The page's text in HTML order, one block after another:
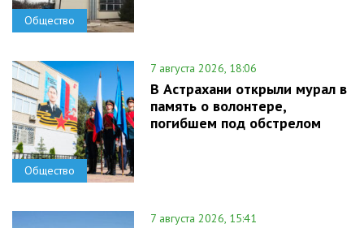
Общество
Общество
7 августа 2026, 18:06
В Астрахани открыли мурал в
память о волонтере,
погибшем под обстрелом
7 августа 2026, 15:41